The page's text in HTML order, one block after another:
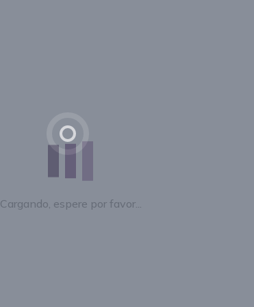
Cargando, espere por favor...